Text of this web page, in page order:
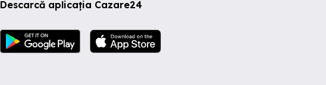
Descarcă aplicația Cazare24